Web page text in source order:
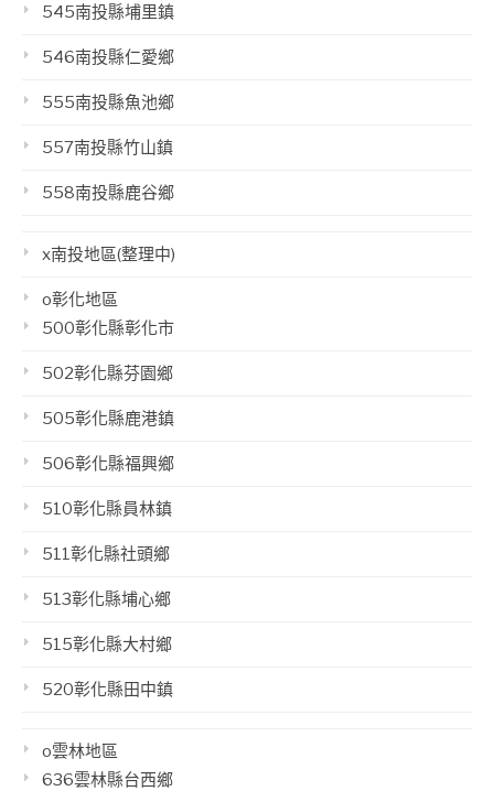
545南投縣埔里鎮
546南投縣仁愛鄉
555南投縣魚池鄉
557南投縣竹山鎮
558南投縣鹿谷鄉
x南投地區(整理中)
o彰化地區
500彰化縣彰化市
502彰化縣芬園鄉
505彰化縣鹿港鎮
506彰化縣福興鄉
510彰化縣員林鎮
511彰化縣社頭鄉
513彰化縣埔心鄉
515彰化縣大村鄉
520彰化縣田中鎮
o雲林地區
636雲林縣台西鄉